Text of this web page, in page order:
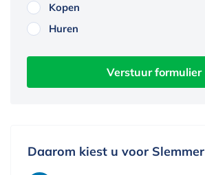
Kopen
Huren
Verstuur formulier
Daarom kiest u voor Slemmer